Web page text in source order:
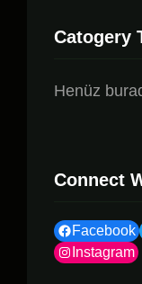
Catogery
Henüz
Connect
Facebook
Instagram